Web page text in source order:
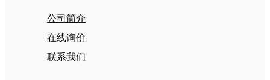
公司简介
在线询价
联系我们